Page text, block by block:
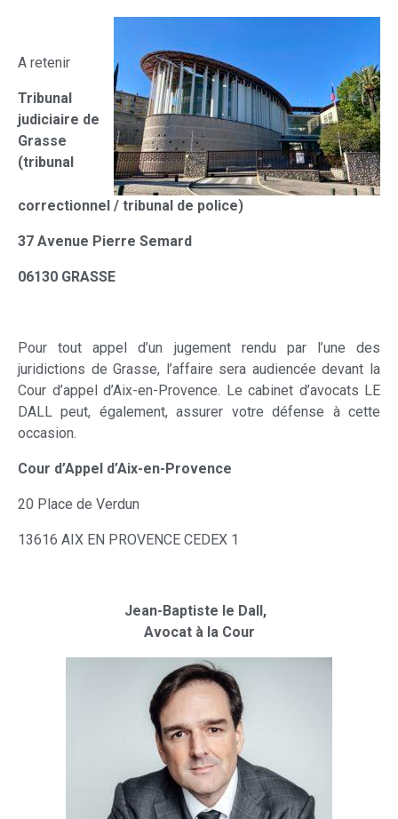
A retenir
Tribunal
judiciaire de
Grasse
(tribunal
correctionnel / tribunal de police)
37 Avenue Pierre Semard
06130 GRASSE
Pour tout appel d’un jugement rendu par l’une des
juridictions de Grasse, l’affaire sera audiencée devant la
Cour d’appel d’Aix-en-Provence. Le cabinet d’avocats LE
DALL peut, également, assurer votre défense à cette
occasion.
Cour d’Appel d’Aix-en-Provence
20 Place de Verdun
13616 AIX EN PROVENCE CEDEX 1
Jean-Baptiste le Dall,
Avocat à la Cour